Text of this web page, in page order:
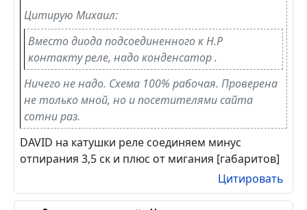
Цитирую Михаил:
Вместо диода подсоединенного к Н.Р
контакту реле, надо конденсатор .
Ничего не надо. Схема 100% рабочая. Проверена
не только мной, но и посетителями сайта
сотни раз.
DAVID на катушки реле соединяем минус
отпирания 3,5 ск и плюс от мигания [габаритов]
Цитировать